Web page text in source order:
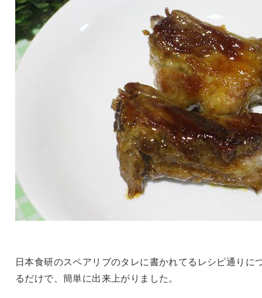
日本食研のスペアリブのタレに書かれてるレシピ通りに
るだけで、簡単に出来上がりました。